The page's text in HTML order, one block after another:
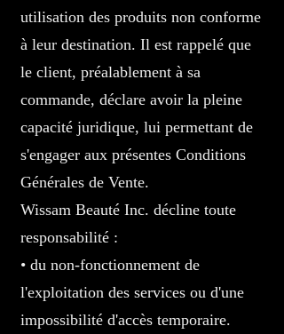
utilisation des produits non conforme
à leur destination. Il est rappelé que
le client, préalablement à sa
commande, déclare avoir la pleine
capacité juridique, lui permettant de
s'engager aux présentes Conditions
Générales de Vente.
Wissam Beauté Inc. décline toute
responsabilité :
• du non-fonctionnement de
l'exploitation des services ou d'une
impossibilité d'accès temporaire.